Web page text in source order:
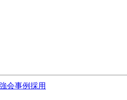
会事例採用